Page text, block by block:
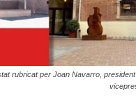
rubricat per Joan Navarro, president